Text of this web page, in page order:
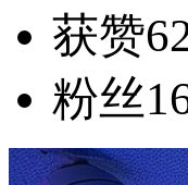
获赞
粉丝